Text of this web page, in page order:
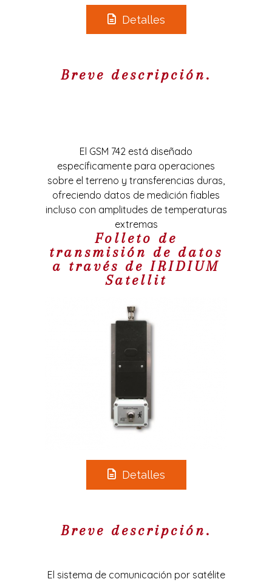
Detalles
Breve descripción.
El GSM 742 está diseñado
específicamente para operaciones
sobre el terreno y transferencias duras,
ofreciendo datos de medición fiables
incluso con amplitudes de temperaturas
extremas
Folleto de
transmisión de datos
a través de IRIDIUM
Satellit
Detalles
Breve descripción.
El sistema de comunicación por satélite